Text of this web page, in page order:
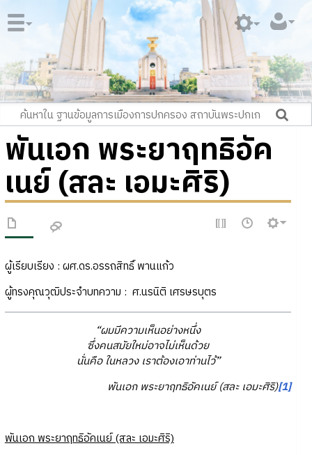
พันเอก พระยาฤทธิอัค
เนย์ (สละ เอมะศิริ)
ผู้เรียบเรียง : ผศ.ดร.อรรถสิทธิ์ พานแก้ว
ผู้ทรงคุณวุฒิประจำบทความ : ศ.นรนิติ เศรษรบุตร
“ผมมีความเห็นอย่างหนึ่ง
ซึ่งคนสมัยใหม่อาจไม่เห็นด้วย
นั่นคือ ในหลวง เราต้องเอาท่านไว้”
พันเอก พระยาฤทธิอัคเนย์ (สละ เอมะศิริ)[1]
พันเอก พระยาฤทธิอัคเนย์ (สละ เอมะศิริ)